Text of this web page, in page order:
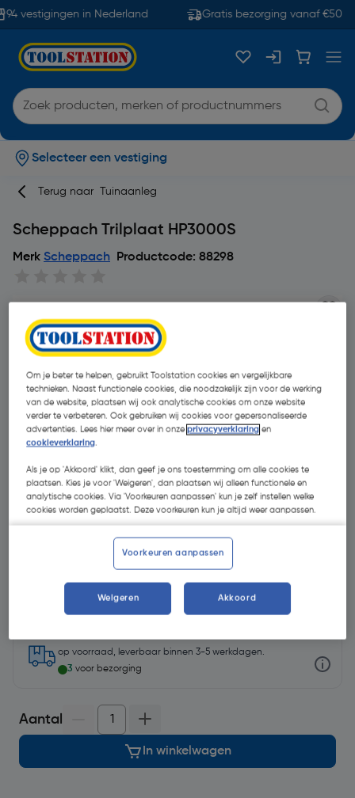
94 vestigingen in Nederland Gratis bezorging vanaf €50
Selecteer een vestiging
Terug naar Tuinaanleg
Scheppach Trilplaat HP3000S
Merk Scheppach Productcode: 88298
€ 1668,00| Excl. btw € 1378,51
op voorraad, leverbaar binnen 3-5 werkdagen.
3 voor bezorging
Aantal
In winkelwagen
Om je beter te helpen, gebruikt Toolstation cookies en vergelijkbare
technieken. Naast functionele cookies, die noodzakelijk zijn voor de werking
van de website, plaatsen wij ook analytische cookies om onze website
verder te verbeteren. Ook gebruiken wij cookies voor gepersonaliseerde
advertenties. Lees hier meer over in onzeprivacyverklaring en
cookieverklaring.
Als je op 'Akkoord' klikt, dan geef je ons toestemming om alle cookies te
plaatsen. Kies je voor 'Weigeren', dan plaatsen wij alleen functionele en
analytische cookies. Via 'Voorkeuren aanpassen' kun je zelf instellen welke
cookies worden geplaatst. Deze voorkeuren kun je altijd weer aanpassen.
Voorkeuren aanpassen
Weigeren Akkoord